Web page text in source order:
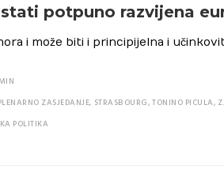
potpuno razvijena
i može biti i principijelna i
ZASJEDANJE, STRASBOURG,TONINO PICULA,
POLITIKA